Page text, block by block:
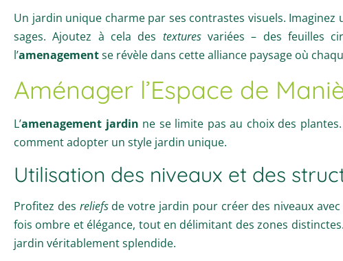
Un jardin unique charme par ses contrastes visuels. Imaginez
sages. Ajoutez à cela des texturesvariées – des feuilles
l’amenagementse révèle dans cette alliance paysage où
Aménager l’Espace de
L’amenagement jardin ne se limite pas au choix des
comment adopter un style jardin unique.
Utilisation des niveaux et des
Profitez des reliefsde votre jardin pour créer des niveaux
fois ombre et élégance, tout en délimitant des zones
jardin véritablement splendide.